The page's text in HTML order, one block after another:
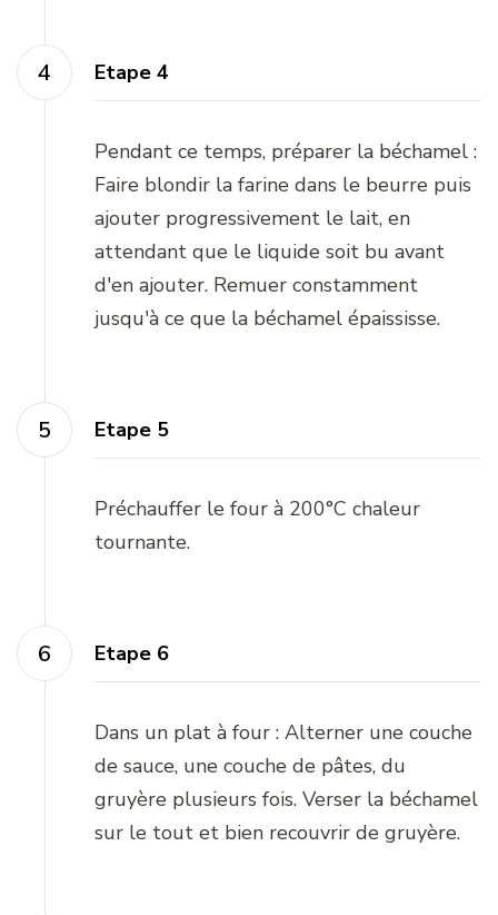
Etape 4
Pendant ce temps, préparer la béchamel :
Faire blondir la farine dans le beurre puis
ajouter progressivement le lait, en
attendant que le liquide soit bu avant
d'en ajouter. Remuer constamment
jusqu'à ce que la béchamel épaississe.
Etape 5
Préchauffer le four à 200°C chaleur
tournante.
Etape 6
Dans un plat à four : Alterner une couche
de sauce, une couche de pâtes, du
gruyère plusieurs fois. Verser la béchamel
sur le tout et bien recouvrir de gruyère.